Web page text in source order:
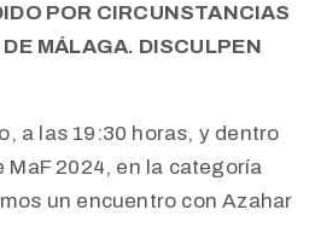
POR CIRCUNSTANCIAS
MÁLAGA. DISCULPEN
a las 19:30 horas, y dentro
MaF 2024, en la categoría
un encuentro con Azahar